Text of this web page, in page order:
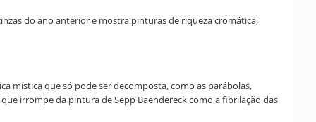
do ano anterior e mostra pinturas de riqueza cromática,
mística que só pode ser decomposta, como as parábolas,
irrompe da pintura de Sepp Baendereck como a fibrilação das